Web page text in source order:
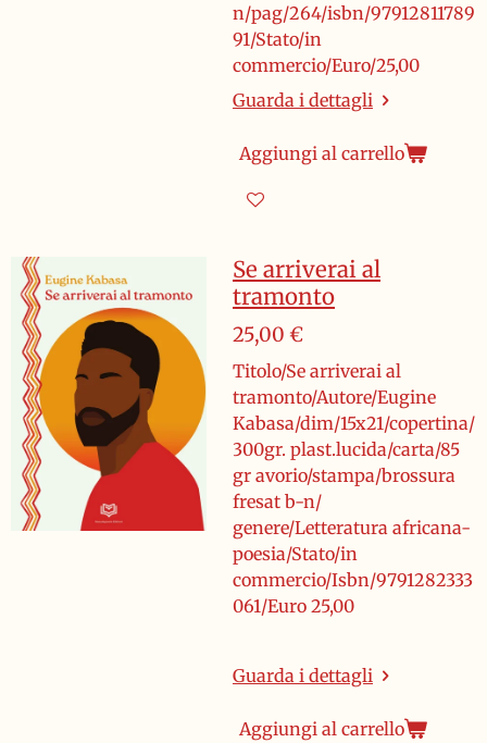
n/pag/264/isbn/97912811789
91/Stato/in
commercio/Euro/25,00
Guarda i dettagli
Aggiungi al carrello
Se arriverai al
tramonto
25,00 €
Titolo/Se arriverai al
tramonto/Autore/Eugine
Kabasa/dim/15x21/copertina/
300gr. plast.lucida/carta/85
gr avorio/stampa/brossura
fresat b-n/
genere/Letteratura africana-
poesia/Stato/in
commercio/Isbn/9791282333
061/Euro 25,00
Guarda i dettagli
Aggiungi al carrello